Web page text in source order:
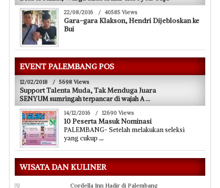
22/08/2016 / 40585 Views
Gara-gara Klakson, Hendri Dijebloskan ke
Bui
EVENT PALEMBANG POS
12/02/2018 / 5698 Views
Support Talenta Muda, Tak Menduga Juara
SENYUM sumringah terpancar di wajah A...
14/12/2016 / 12690 Views
10 Peserta Masuk Nominasi
PALEMBANG- Setelah melakukan seleksi
yang cukup...
WISATA DAN KULINER
Cordella Inn Hadir di Palembang